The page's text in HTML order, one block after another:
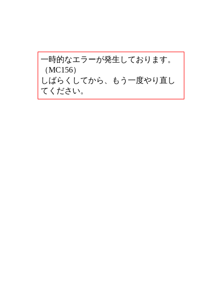
一時的なエラーが発生しております。
（MC156）
しばらくしてから、もう一度やり直し
てください。